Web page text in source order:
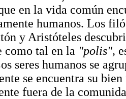
en la vida común
humanos. Los
y Aristóteles
como tal en la "polis",
seres humanos se
se encuentra su
fuera de la